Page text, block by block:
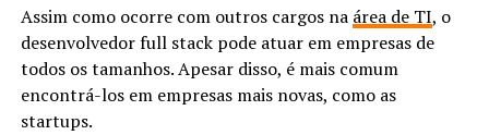
Assim como ocorre com outros cargos na área de TI, o
desenvolvedor full stack pode atuar em empresas de
todos os tamanhos. Apesar disso, é mais comum
encontrá-los em empresas mais novas, como as
startups.